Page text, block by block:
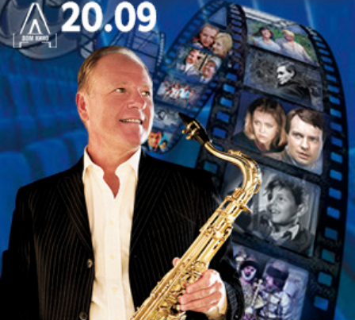
Авторы:Серафима Томошевская, Ольга
Шабатура, Антон Шанихин, Анастасия Брюханова
(Anastasia Blur).